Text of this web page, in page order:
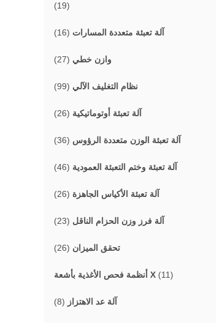
(19)
آلة تعبئة متعددة المسارات (16)
وازن خطي (27)
نظام التغليف الآلي (99)
آلة تعبئة أوتوماتيكية (26)
آلة تعبئة الوزن متعددة الرؤوس (36)
آلة تعبئة وختم التعبئة العمودية (46)
آلة تعبئة الأكياس الجاهزة (26)
آلة فرز وزن الحزام الناقل (23)
تحقق الميزان (26)
أنظمة فحص الأغذية بأشعة X (11)
آلة عد الاهتزاز (8)